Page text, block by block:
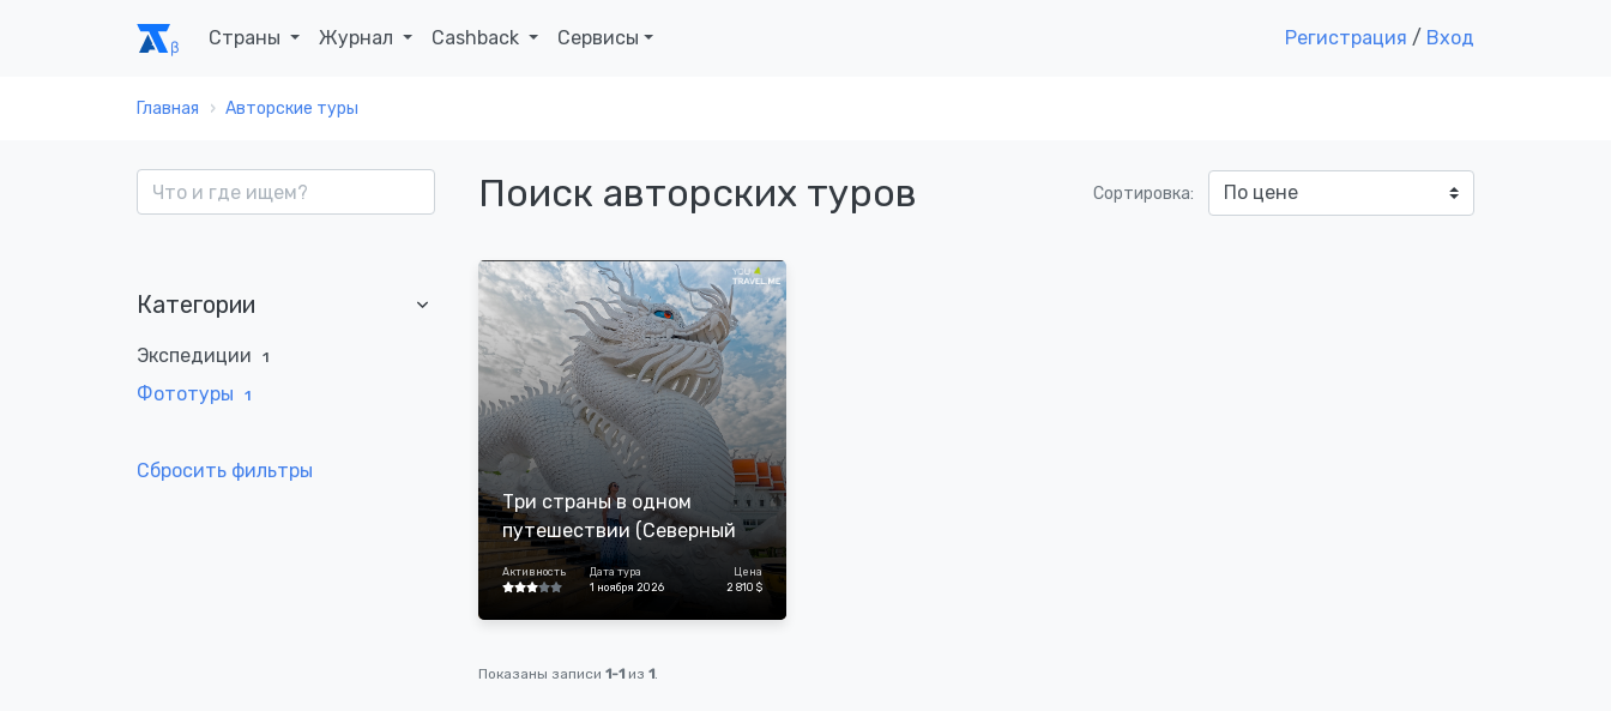
Страны Журнал Cashback Сервисы Регистрация / Вход
Главная Авторские туры
Категории
Экспедиции 1
Фототуры 1
Сбросить фильтры
Поиск авторских туров Сортировка:
Три страны в одном
путешествии (Северный
Таиланд, Лаос, Камбоджа)
Активность
Дата тура
1 ноября 2026
Цена
2 810 $
Показаны записи 1-1 из 1.